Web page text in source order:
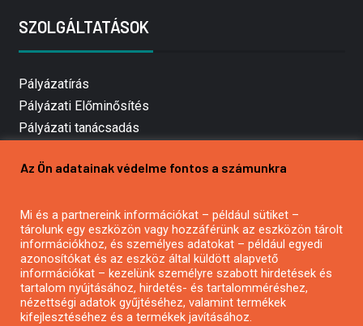
SZOLGÁLTATÁSOK
Pályázatírás
Pályázati Előminősítés
Pályázati tanácsadás
Mezőgazdasági pályázatírás
Pályázatírás civil szervezeteknek
Pályázatírás önkormányzatoknak
Pályázatfigyelés
Specifikus pályázatfigyelés vagy hírlevél
Az Ön adatainak védelme fontos a számunkra
Mi és a partnereink információkat – például sütiket –
tárolunk egy eszközön vagy hozzáférünk az eszközön tárolt
információkhoz, és személyes adatokat – például egyedi
azonosítókat és az eszköz által küldött alapvető
információkat – kezelünk személyre szabott hirdetések és
tartalom nyújtásához, hirdetés- és tartalomméréshez,
nézettségi adatok gyűjtéséhez, valamint termékek
kifejlesztéséhez és a termékek javításához.